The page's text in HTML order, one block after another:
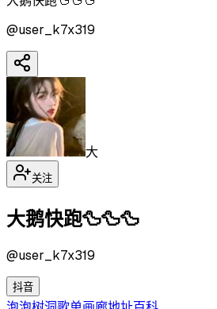
@user_k7x319
大
关注
大鹅快跑🦆🦆🦆
@user_k7x319
抖音